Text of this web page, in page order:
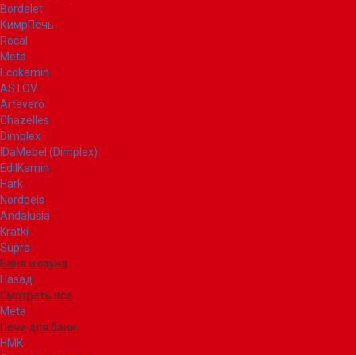
Bordelet
КимрПечь
Rocal
Meta
Ecokamin
ASTOV
Artevero
Chazelles
Dimplex
IDaMebel (Dimplex)
EdilKamin
Hark
Nordpeis
Andalusia
Kratki
Supra
Баня и сауна
Назад
Смотреть все
Meta
Печи для бани
НМК